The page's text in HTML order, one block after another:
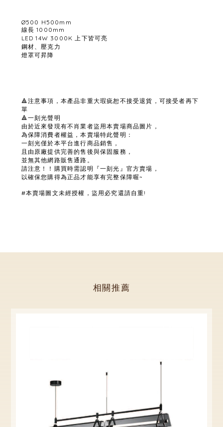
Ø500 H500mm
線長 1000mm
LED 14W 3000K 上下皆可亮
鋼材、壓克力
燈罩可昇降
🔺注意事項，本產品非重大瑕疵恕不接受退貨，可接受者再下
單
🔺一刻光聲明
由於近來發現有不肖業者盜用本賣場商品圖片，
為保障消費者權益，本賣場特此聲明：
一刻光僅於本平台進行商品銷售，
且由原廠提供完善的售後與保固服務，
並無其他網路販售通路。
請注意！！購買時需認明『一刻光』官方賣場，
以確保您購得為正品才能享有完整保障喔~
#本賣場圖文未經授權，盜用必究還請自重!